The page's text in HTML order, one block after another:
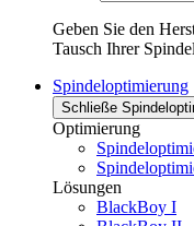
Geben Sie den
Tausch Ihrer
Spindeloptimierung
Schließe
Optimierung
Lösungen
BlackBoy I